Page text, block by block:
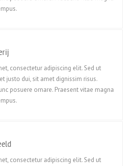
consectetur adipiscing elit. Sed ut
justo dui, sit amet dignissim risus.
posuere ornare. Praesent vitae magna
consectetur adipiscing elit. Sed ut